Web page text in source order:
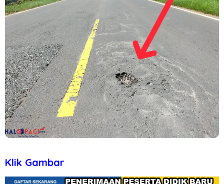
Klik Gambar